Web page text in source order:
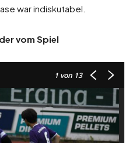
war indiskutabel.
vom Spiel
1 von 13